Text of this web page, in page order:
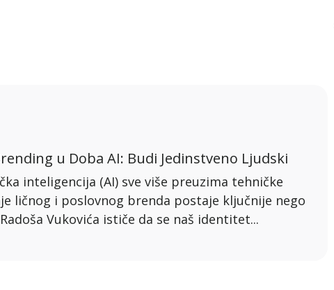
u Doba AI: Budi Jedinstveno Ljudski
inteligencija (AI) sve više preuzima tehničke
ličnog i poslovnog brenda postaje ključnije nego
Vukovića ističe da se naš identitet...